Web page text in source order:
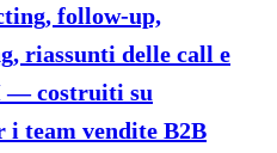
follow-up,
riassunti delle call e
— costruiti su
i team vendite B2B